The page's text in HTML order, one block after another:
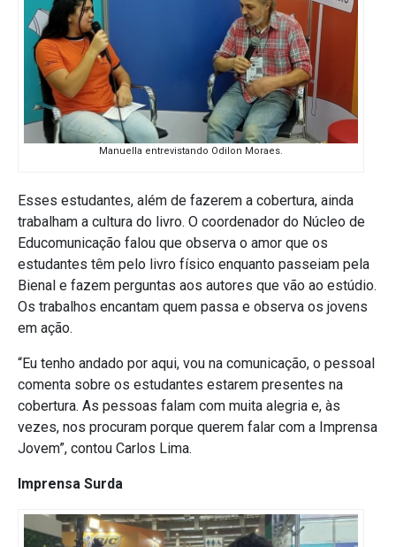
Manuella entrevistando Odilon Moraes.
Esses estudantes, além de fazerem a cobertura, ainda
trabalham a cultura do livro. O coordenador do Núcleo de
Educomunicação falou que observa o amor que os
estudantes têm pelo livro físico enquanto passeiam pela
Bienal e fazem perguntas aos autores que vão ao estúdio.
Os trabalhos encantam quem passa e observa os jovens
em ação.
“Eu tenho andado por aqui, vou na comunicação, o pessoal
comenta sobre os estudantes estarem presentes na
cobertura. As pessoas falam com muita alegria e, às
vezes, nos procuram porque querem falar com a Imprensa
Jovem”, contou Carlos Lima.
Imprensa Surda